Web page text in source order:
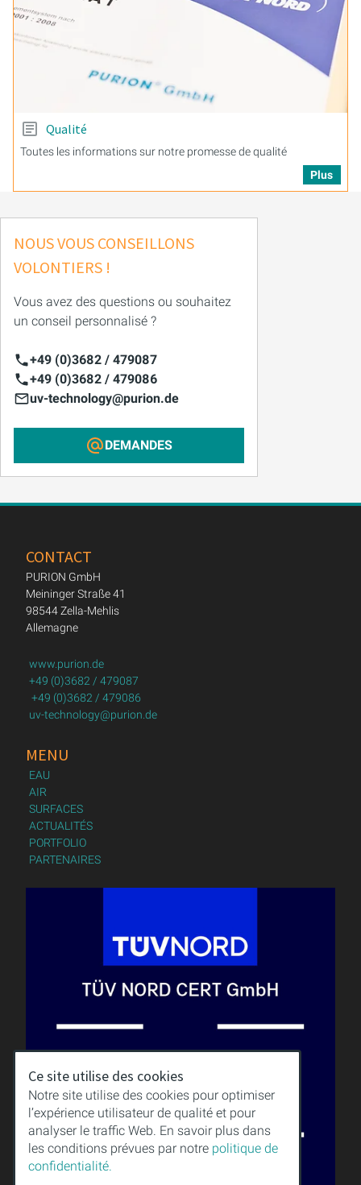
Qualité
Toutes les informations sur notre promesse de qualité
Plus
NOUS VOUS CONSEILLONS
VOLONTIERS !
Vous avez des questions ou souhaitez
un conseil personnalisé ?
+49 (0)3682 / 479087
+49 (0)3682 / 479086
uv-technology@purion.de
DEMANDES
CONTACT
PURION GmbH
Meininger Straße 41
98544 Zella-Mehlis
Allemagne
www.purion.de
+49 (0)3682 / 479087
+49 (0)3682 / 479086
uv-technology@purion.de
MENU
EAU
AIR
SURFACES
ACTUALITÉS
PORTFOLIO
PARTENAIRES
Ce site utilise des cookies
Notre site utilise des cookies pour optimiser
l’expérience utilisateur de qualité et pour
analyser le traffic Web. En savoir plus dans
les conditions prévues par notre politique de
confidentialité.